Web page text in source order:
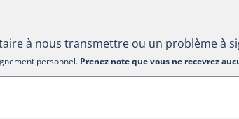
à nous transmettre ou un problème à
personnel. Prenez note que vous ne recevrez